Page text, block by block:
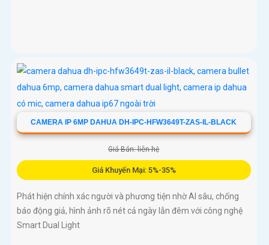
CAMERA IP 6MP DAHUA DH-IPC-HFW3649T-ZAS-IL-BLACK
Giá Bán: liên hệ
Giá Khuyến Mại: 5%-35%
Phát hiện chính xác người và phương tiện nhờ AI sâu, chống
báo động giả, hình ảnh rõ nét cả ngày lẫn đêm với công nghệ
Smart Dual Light